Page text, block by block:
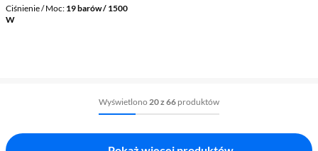
Ciśnienie / Moc 19 barów / 1500
W
Wyświetlono 20 z 66 produktów